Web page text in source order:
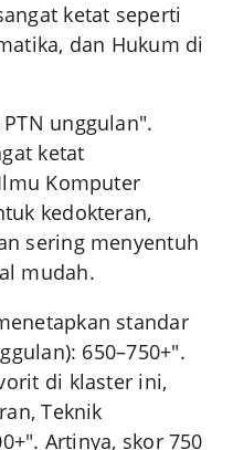
ketat seperti
dan Hukum di
unggulan".
ketat
Komputer
kedokteran,
sering menyentuh
mudah.
standar
650–750+".
di klaster ini,
Teknik
Artinya, skor 750